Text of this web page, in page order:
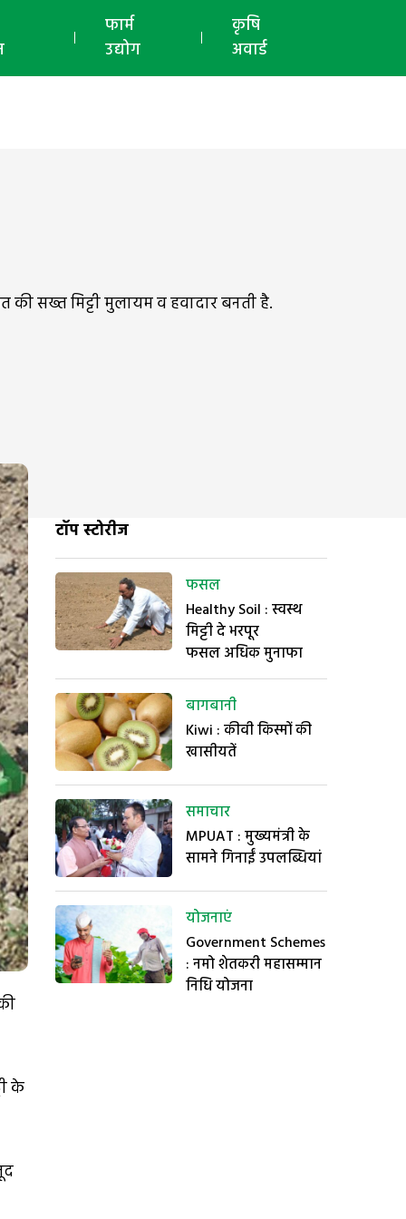
फार्म
उद्योग
कृषि
अवार्ड
सख्त मिट्टी मुलायम व हवादार बनती है.
के
टॉप स्टोरीज
फसल
Healthy Soil : स्वस्थ
मिट्टी दे भरपूर
फसल अधिक मुनाफा
बागबानी
Kiwi : कीवी किस्मों की
खासीयतें
समाचार
MPUAT : मुख्यमंत्री के
सामने गिनाईं उपलब्धियां
योजनाएं
Government Schemes
: नमो शेतकरी महासम्मान
निधि योजना